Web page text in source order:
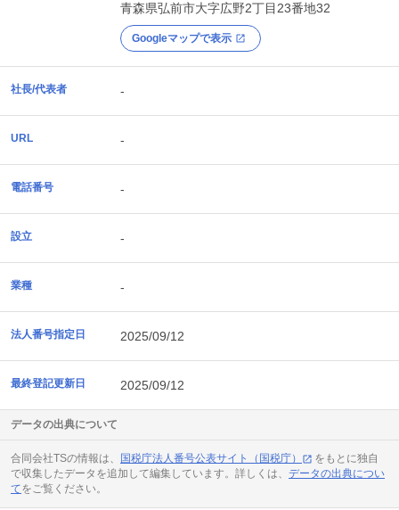
青森県弘前市大字広野2丁目23番地32
Googleマップで表示
社長/代表者 -
URL -
電話番号 -
設立 -
業種 -
法人番号指定日 2025/09/12
最終登記更新日 2025/09/12
データの出典について
合同会社TSの情報は、 国税庁法人番号公表サイト（国税庁）
をもとに独自
で収集したデータを追加して編集しています。詳しくは、 データの出典につい
てをご覧ください。